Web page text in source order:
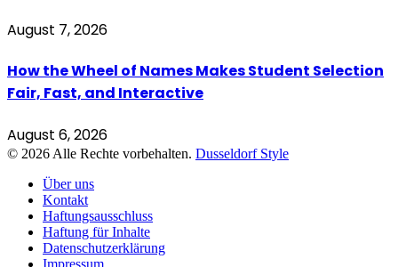
August 7, 2026
How the Wheel of Names Makes Student Selection
Fair, Fast, and Interactive
August 6, 2026
© 2026 Alle Rechte vorbehalten. Dusseldorf Style
Über uns
Kontakt
Haftungsausschluss
Haftung für Inhalte
Datenschutzerklärung
Impressum